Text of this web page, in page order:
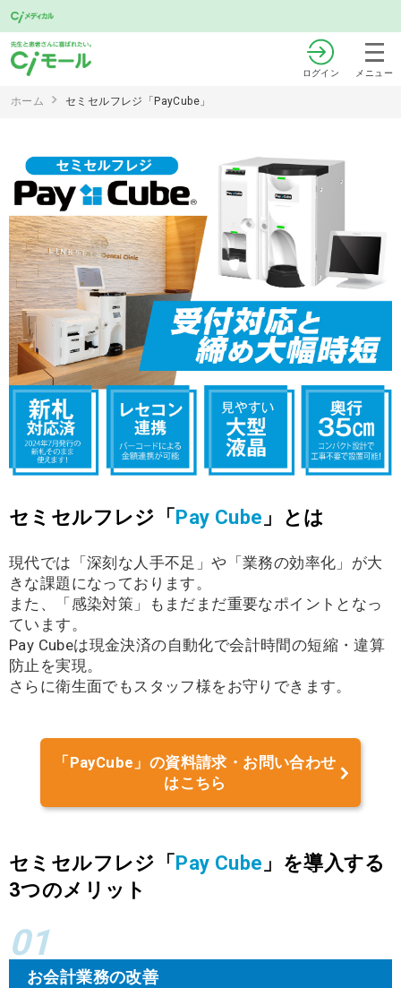
ログイン メニュー
ホーム セミセルフレジ「PayCube」
セミセルフレジ「 Pay Cube 」とは
現代では「深刻な人手不足」や「業務の効率化」が大
きな課題になっております。
また、「感染対策」もまだまだ重要なポイントとなっ
ています。
Pay Cubeは現金決済の自動化で会計時間の短縮・違算
防止を実現。
さらに衛生面でもスタッフ様をお守りできます。
「PayCube」の資料請求・お問い合わせ
はこちら
セミセルフレジ「 Pay Cube 」を導入する
3つのメリット
01
お会計業務の改善